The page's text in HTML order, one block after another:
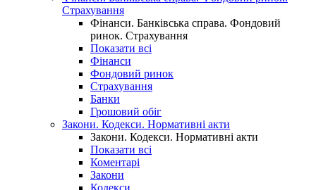
Страхування
Фінанси. Банківська справа. Фондовий
ринок. Страхування
Показати всі
Фінанси
Фондовий ринок
Страхування
Банки
Грошовий обіг
Закони. Кодекси. Нормативні акти
Закони. Кодекси. Нормативні акти
Показати всі
Коментарі
Закони
Кодекси